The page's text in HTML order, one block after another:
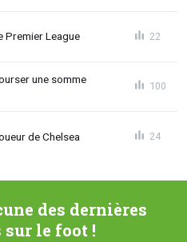
Premier League 22
une somme
100
de Chelsea 24
des dernières
le foot !